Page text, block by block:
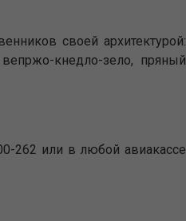
своей архитектурой:
кнедло-зело, пряный
262 или в любой авиакассе